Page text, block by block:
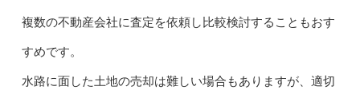
複数の不動産会社に査定を依頼し比較検討することもおす
すめです。
水路に面した土地の売却は難しい場合もありますが、適切